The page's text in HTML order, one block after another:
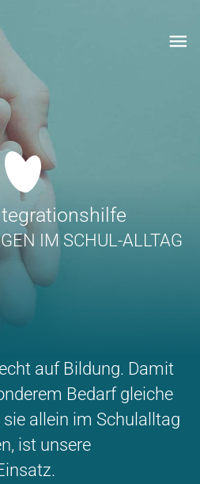
IM SCHUL-ALLTAG
auf Bildung. Damit
Bedarf gleiche
allein im Schulalltag
ist unsere